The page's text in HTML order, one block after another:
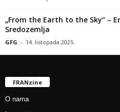
„From the Earth to the Sky“ –
Sredozemlja
GFG - 14. listopada 2025.
FRANzine
O nama